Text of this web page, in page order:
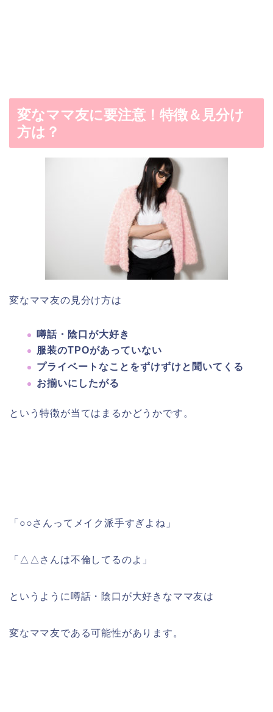
変なママ友に要注意！特徴＆見分け
方は？
変なママ友の見分け方は
噂話・陰口が大好き
服装のTPOがあっていない
プライベートなことをずけずけと聞いてくる
お揃いにしたがる
という特徴が当てはまるかどうかです。
「○○さんってメイク派手すぎよね」
「△△さんは不倫してるのよ」
というように噂話・陰口が大好きなママ友は
変なママ友である可能性があります。